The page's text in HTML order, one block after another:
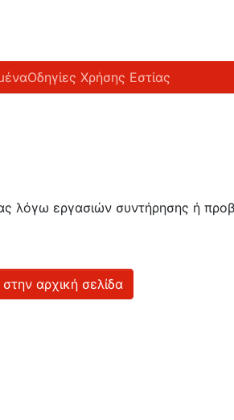
Οδηγίες Χρήσης Εστίας
λόγω εργασιών συντήρησης ή
αρχική σελίδα